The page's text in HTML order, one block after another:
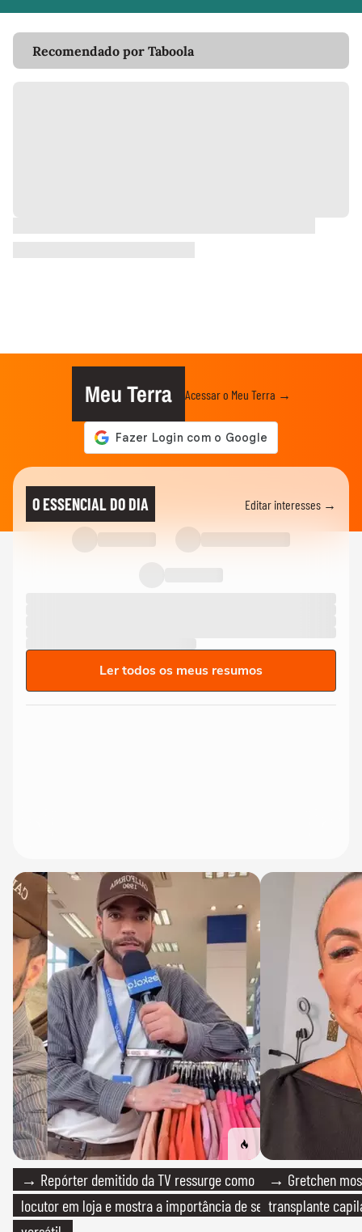
Recomendado por Taboola
Meu Terra Acessar o Meu Terra →
O ESSENCIAL DO DIA Editar interesses →
Ler todos os meus resumos
→ Repórter demitido da TV ressurge como
locutor em loja e mostra a importância de ser
→ Gretchen
transplante